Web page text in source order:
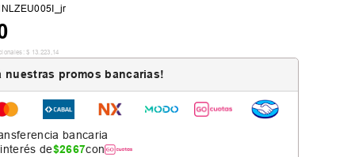
$ 13.223 ,14
nuestras promos bancarias!
bancaria
de$2667con